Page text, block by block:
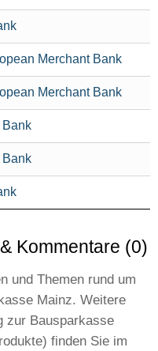
Merchant Bank
Merchant Bank
Bank
Bank
& Kommentare (0)
und Themen rund um
Mainz. Weitere
zur Bausparkasse
finden Sie im